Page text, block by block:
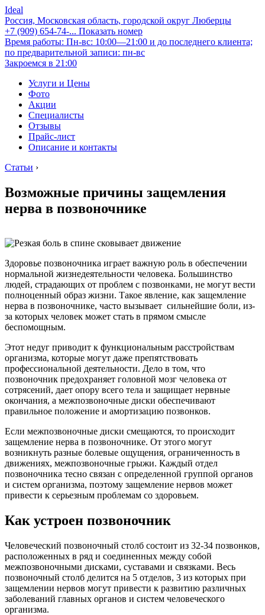
Ideal
Россия, Московская область, городской округ Люберцы
+7 (909) 654-74-... Показать номер
Время работы: Пн-вс: 10:00—21:00 и до последнего клиента;
по предварительной записи: пн-вс
Закроемся в 21:00
Услуги и Цены
Фото
Акции
Специалисты
Отзывы
Прайс-лист
Описание и контакты
Статьи ›
Возможные причины защемления
нерва в позвоночнике
Здоровье позвоночника играет важную роль в обеспечении
нормальной жизнедеятельности человека. Большинство
людей, страдающих от проблем с позвонками, не могут вести
полноценный образ жизни. Такое явление, как защемление
нерва в позвоночнике, часто вызывает сильнейшие боли, из-
за которых человек может стать в прямом смысле
беспомощным.
Этот недуг приводит к функциональным расстройствам
организма, которые могут даже препятствовать
профессиональной деятельности. Дело в том, что
позвоночник предохраняет головной мозг человека от
сотрясений, дает опору всего тела и защищает нервные
окончания, а межпозвоночные диски обеспечивают
правильное положение и амортизацию позвонков.
Если межпозвоночные диски смещаются, то происходит
защемление нерва в позвоночнике. От этого могут
возникнуть разные болевые ощущения, ограниченность в
движениях, межпозвоночные грыжи. Каждый отдел
позвоночника тесно связан с определенной группой органов
и систем организма, поэтому защемление нервов может
привести к серьезным проблемам со здоровьем.
Как устроен позвоночник
Человеческий позвоночный столб состоит из 32-34 позвонков,
расположенных в ряд и соединенных между собой
межпозвоночными дисками, суставами и связками. Весь
позвоночный столб делится на 5 отделов, 3 из которых при
защемлении нервов могут привести к развитию различных
заболеваний главных органов и систем человеческого
организма.